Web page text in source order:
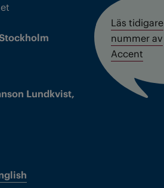
Lundkvist,
Läs tidigare
nummer av
Accent